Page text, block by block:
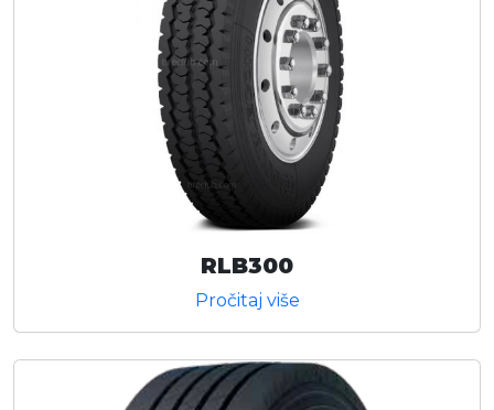
RLB300
Pročitaj više